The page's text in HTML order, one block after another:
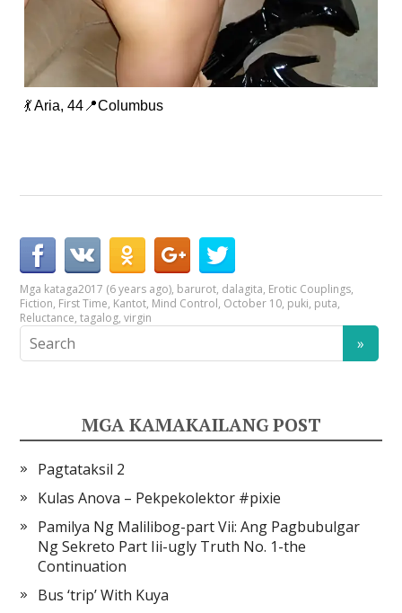
💃 Aria, 44📍Columbus
Mga kataga2017 (6 years ago), barurot, dalagita, Erotic Couplings,
Fiction, First Time, Kantot, Mind Control, October 10, puki, puta,
Reluctance,tagalog,virgin
MGA KAMAKAILANG POST
Pagtataksil 2
Kulas Anova – Pekpekolektor #pixie
Pamilya Ng Malilibog-part Vii: Ang Pagbubulgar
Ng Sekreto Part Iii-ugly Truth No. 1-the
Continuation
Bus ‘trip’ With Kuya